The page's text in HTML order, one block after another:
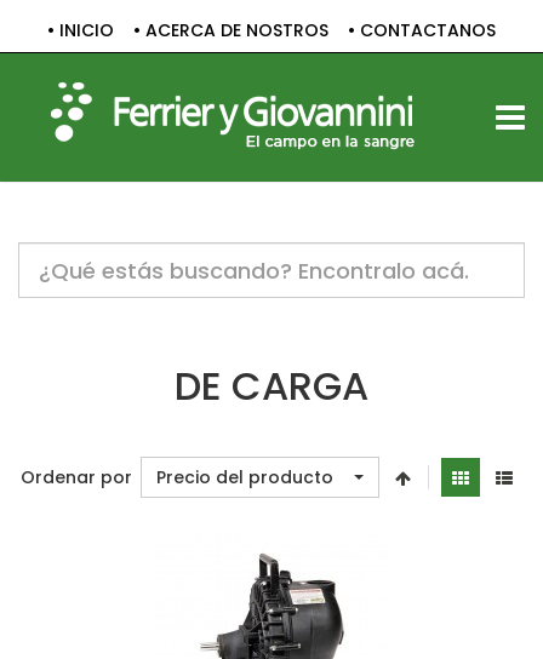
• INICIO • ACERCA DE NOSTROS • CONTACTANOS
Undefined
variable:
/home/c1830061/public_html/sitio/templates/
DE CARGA
Ordenar por Precio del producto